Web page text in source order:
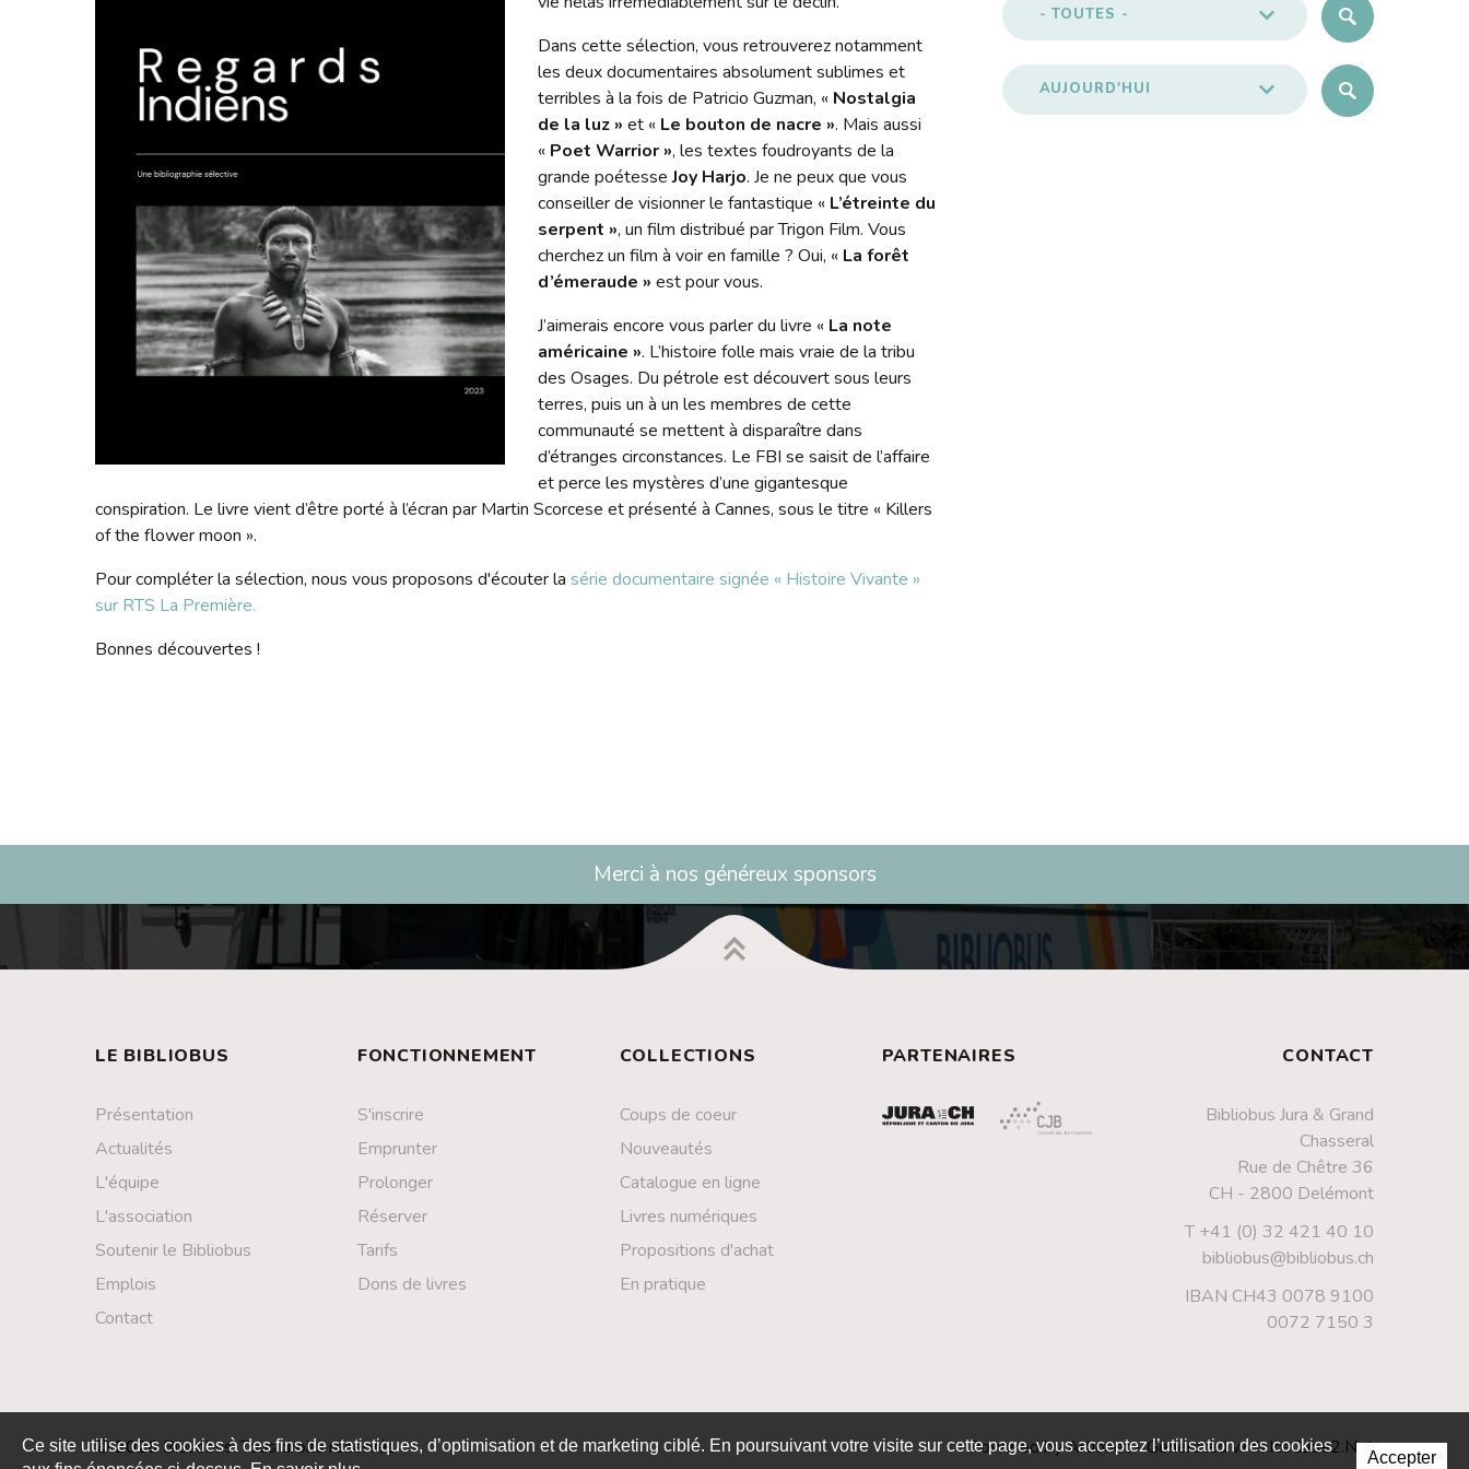
Dans cette sélection, vous retrouverez notamment
les deux documentaires absolument sublimes et
terribles à la fois de Patricio Guzman, « Nostalgia
de la luz » et « Le bouton de nacre ». Mais aussi
« Poet Warrior », les textes foudroyants de la
grande poétesseJoy Harjo. Je ne peux que vous
conseiller de visionner le fantastique « L’étreinte du
serpent », un film distribué par Trigon Film. Vous
cherchez un film à voir en famille ? Oui, « La forêt
d’émeraude » est pour vous.
J’aimerais encore vous parler du livre « La note
américaine ». L’histoire folle mais vraie de la tribu
des Osages. Du pétrole est découvert sous leurs
terres, puis un à un les membres de cette
communauté se mettent à disparaître dans
d’étranges circonstances. Le FBI se saisit de l’affaire
et perce les mystères d’une gigantesque
conspiration. Le livre vient d’être porté à l’écran par Martin Scorcese et présenté à Cannes, sous le titre « Killers
of the flower moon ».
Pour compléter la sélection, nous vous proposons d'écouter la série documentaire signée « Histoire Vivante »
sur RTS La Première.
Bonnes découvertes !
- TOUTES -
AUJOURD'HUI
Merci à nos généreux sponsors
LE BIBLIOBUS
Présentation
Actualités
L'équipe
L'association
Soutenir le Bibliobus
Emplois
Contact
FONCTIONNEMENT
S'inscrire
Emprunter
Prolonger
Réserver
Tarifs
Dons de livres
COLLECTIONS
Coups de coeur
Nouveautés
Catalogue en ligne
Livres numériques
Propositions d'achat
En pratique
PARTENAIRES CONTACT
Bibliobus Jura & Grand
Chasseral
Rue de Chêtre 36
CH - 2800 Delémont
T +41 (0) 32 421 40 10
bibliobus@bibliobus.ch
IBAN CH43 0078 9100
0072 7150 3
© 2026 Bibliobus. Tous droits réservés Powered by Artionet-Generated with IceCube2.Net
Ce site utilise des cookies à des fins de statistiques, d’optimisation et de marketing ciblé. En poursuivant votre visite sur cette page, vous acceptez l’utilisation des cookies
Accepter